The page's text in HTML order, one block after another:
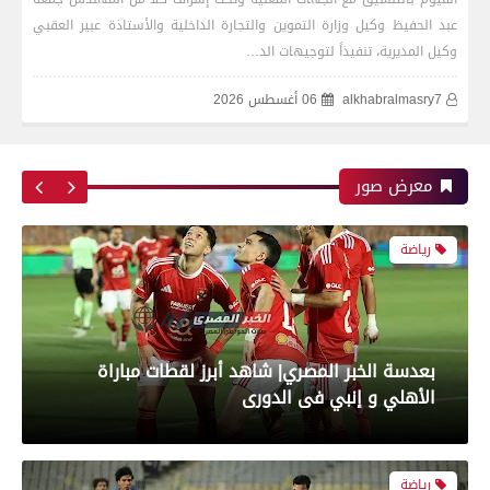
عبد الحفيظ وكيل وزارة التموين والتجارة الداخلية والأستاذة عبير العقبي
وكيل المديرية، تنفيذاً لتوجيهات الد…
alkhabralmasry7
06 أغسطس 2026
معرض صور
رياضة
بعدسة الخبر المصري| شاهد أبرز لقطات مباراة زد و
بيراميدز فى نهائى كأس مصر
رياضة
بعدسة الخبر المصري| شاهد أبرز لقطات مباراة
الأهلي و إنبي فى الدورى
رياضة